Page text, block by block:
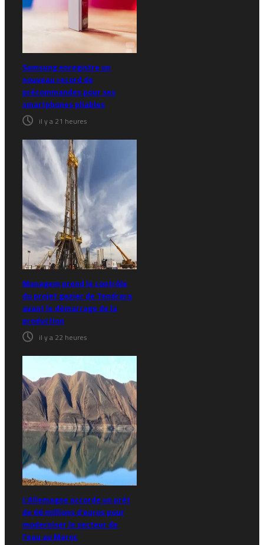
Samsung enregistre un
nouveau record de
précommandes pour ses
smartphones pliables
il y a 21 heures
Managem prend le contrôle
du projet gazier de Tendrara
avant le démarrage de la
production
il y a 22 heures
L’Allemagne accorde un prêt
de 66 millions d’euros pour
moderniser le secteur de
l’eau au Maroc